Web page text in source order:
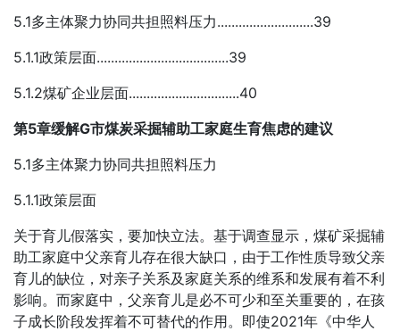
5.1多主体聚力协同共担照料压力...........................39
5.1.1政策层面.....................................39
5.1.2煤矿企业层面...............................40
第5章缓解G市煤炭采掘辅助工家庭生育焦虑的建议
5.1多主体聚力协同共担照料压力
5.1.1政策层面
关于育儿假落实，要加快立法。基于调查显示，煤矿采掘辅
助工家庭中父亲育儿存在很大缺口，由于工作性质导致父亲
育儿的缺位，对亲子关系及家庭关系的维系和发展有着不利
影响。而家庭中，父亲育儿是必不可少和至关重要的，在孩
子成长阶段发挥着不可替代的作用。即使2021年《中华人